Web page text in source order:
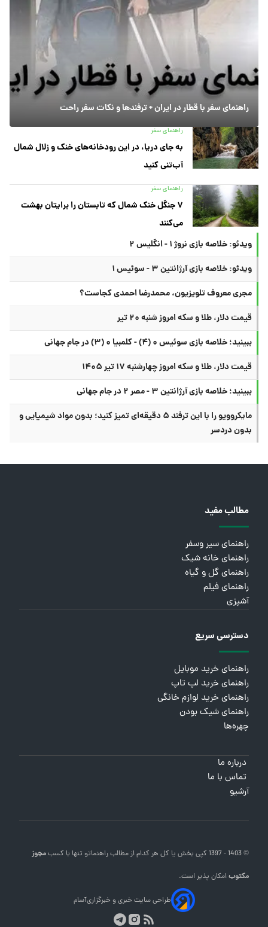
راهنمای سفر با قطار در ایران + ترفندها و نکات سفر راحت
راهنمای سفر
به جای دریا، در این رودخانه‌های خنک و زلال شمال
آب‌تنی کنید
راهنمای سفر
۷ جنگل خنک شمال که تابستان را برایتان بهشت
می‌کنند
ویدئو: خلاصه بازی نروژ ۱ - انگلیس ۲
ویدئو: خلاصه بازی آرژانتین ۳ - سوئیس ۱
مجری معروف تلویزیون، محمدرضا احمدی کجاست؟
قیمت دلار، طلا و سکه امروز شنبه ۲۰ تیر
ببینید؛ خلاصه بازی سوئیس ۰ (۴) - کلمبیا ۰ (۳) در جام جهانی
قیمت دلار، طلا و سکه امروز چهارشنبه ۱۷ تیر ۱۴۰۵
ببینید؛ خلاصه بازی آرژانتین ۳ - مصر ۲ در جام جهانی
مایکروویو را با این ترفند ۵ دقیقه‌ای تمیز کنید؛ بدون مواد شیمیایی و
بدون دردسر
مطالب مفید
راهنمای سیر وسفر
راهنمای خانه شیک
راهنمای گل و گیاه
راهنمای فیلم
آشپزی
دسترسی سریع
راهنمای خرید موبایل
راهنمای خرید لپ تاپ
راهنمای خرید لوازم خانگی
راهنمای شیک بودن
چهره‌ها
درباره ما
تماس با ما
آرشیو
© 1403 - 1397 کپی بخش یا کل هر کدام از مطالب راهنماتو تنها با کسبمجوز
مکتوبامکان پذیر است.
طراحی سایت خبری و خبرگزاریآسام